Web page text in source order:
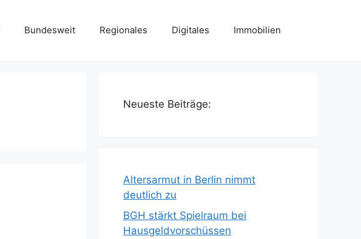
Bundesweit Regionales Digitales Immobilien
Neueste Beiträge:
Altersarmut in Berlin nimmt
deutlich zu
BGH stärkt Spielraum bei
Hausgeldvorschüssen